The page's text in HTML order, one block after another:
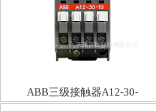
ABB三级接触器A12-30-